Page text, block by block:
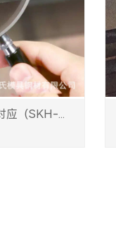
应（SKH-...